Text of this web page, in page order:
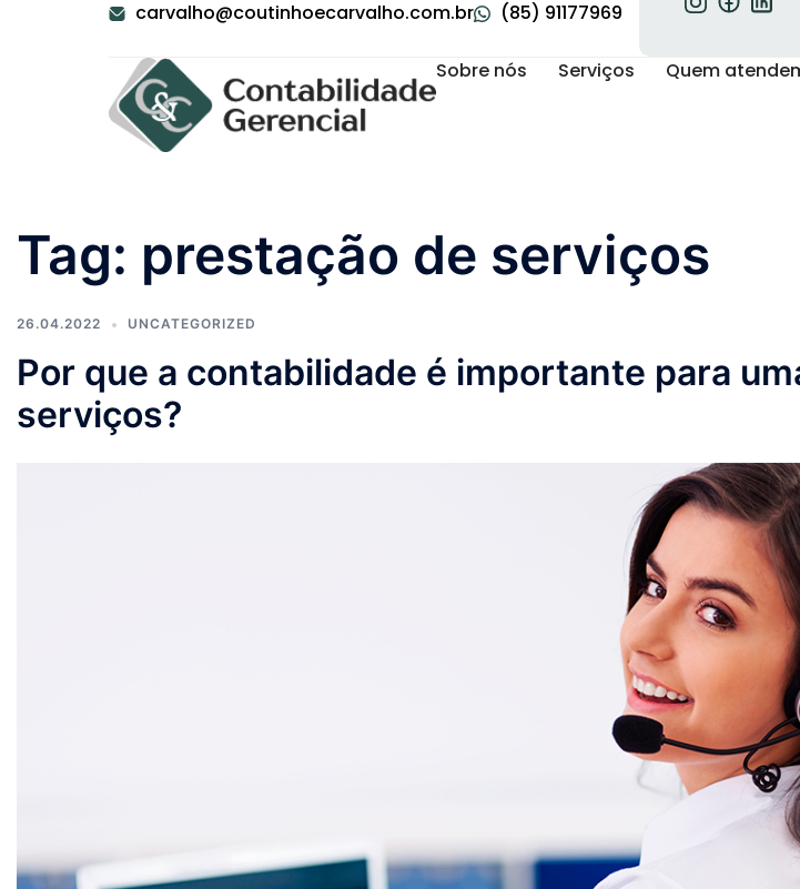
carvalho@coutinhoecarvalho.com.br (85) 91177969
Sobre nós Serviços Quem
Tag: prestação de serviços
26.04.2022 UNCATEGORIZED
Por que a contabilidade é importante para
serviços?